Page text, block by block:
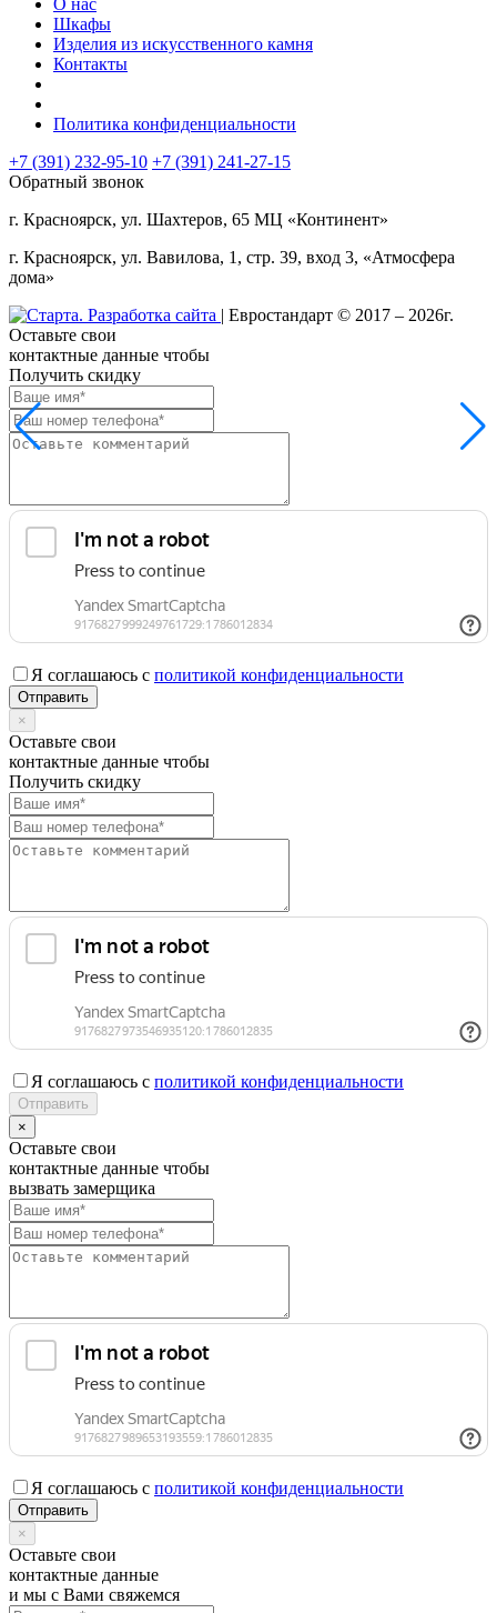
О нас
Шкафы
Изделия из искусственного камня
Контакты
Политика конфиденциальности
+7 (391) 232-95-10 +7 (391) 241-27-15
Обратный звонок
г. Красноярск, ул. Шахтеров, 65 МЦ «Континент»
г. Красноярск, ул. Вавилова, 1, стр. 39, вход 3, «Атмосфера
дома»
| Евростандарт © 2017 – 2026г.
Оставьте свои
контактные данные чтобы
Получить скидку
Я соглашаюсь с политикой конфиденциальности
×
Оставьте свои
контактные данные чтобы
Получить скидку
Я соглашаюсь с политикой конфиденциальности
×
Оставьте свои
контактные данные чтобы
вызвать замерщика
Я соглашаюсь с политикой конфиденциальности
×
Оставьте свои
контактные данные
и мы с Вами свяжемся